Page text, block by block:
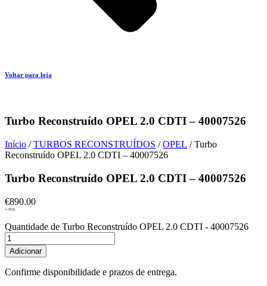
Voltar para loja
Turbo Reconstruído OPEL 2.0 CDTI – 40007526
Início /TURBOS RECONSTRUÍDOS /OPEL / Turbo
Reconstruído OPEL 2.0 CDTI – 40007526
Turbo Reconstruído OPEL 2.0 CDTI – 40007526
€890.00
+ IVA
Quantidade de Turbo Reconstruído OPEL 2.0 CDTI - 40007526
Adicionar
Confirme disponibilidade e prazos de entrega.